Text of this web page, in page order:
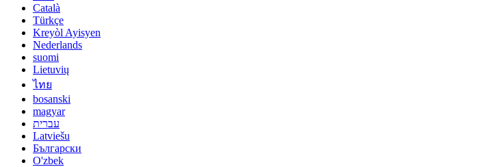
Català
Türkçe
Kreyòl Ayisyen
Nederlands
suomi
Lietuvių
ไทย
bosanski
magyar
עברית
Latviešu
Български
O'zbek